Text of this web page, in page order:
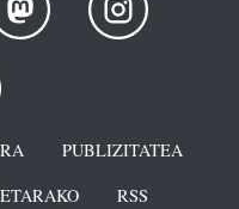
PUBLIZITATEA
RSS